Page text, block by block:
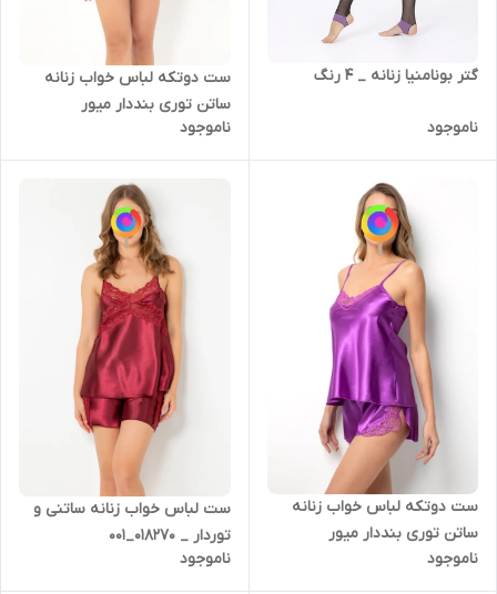
گتر بونامنیا زنانه _ ۴ رنگ
ناموجود
ست دوتکه لباس خواب زنانه
ساتن توری بنددار میور
018564_001
ناموجود
ست دوتکه لباس خواب زنانه
ساتن توری بنددار میور
018564_001
ناموجود
ست لباس خواب زنانه ساتنی و
توردار _ 018270_001
ناموجود